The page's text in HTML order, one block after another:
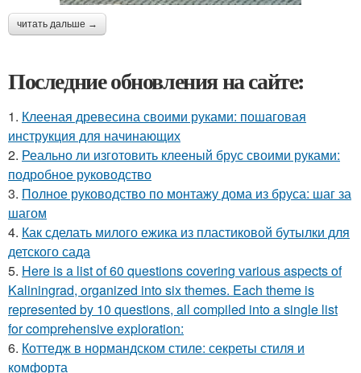
читать дальше →
Последние обновления на сайте:
1. Клееная древесина своими руками: пошаговая
инструкция для начинающих
2. Реально ли изготовить клееный брус своими руками:
подробное руководство
3. Полное руководство по монтажу дома из бруса: шаг за
шагом
4. Как сделать милого ежика из пластиковой бутылки для
детского сада
5. Here is a list of 60 questions covering various aspects of
Kaliningrad, organized into six themes. Each theme is
represented by 10 questions, all compiled into a single list
for comprehensive exploration:
6. Коттедж в нормандском стиле: секреты стиля и
комфорта